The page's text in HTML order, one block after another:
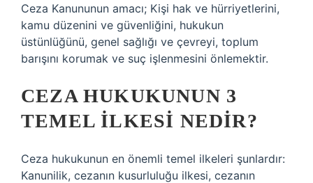
Ceza Kanununun amacı; Kişi hak ve hürriyetlerini,
kamu düzenini ve güvenliğini, hukukun
üstünlüğünü, genel sağlığı ve çevreyi, toplum
barışını korumak ve suç işlenmesini önlemektir.
CEZA HUKUKUNUN 3
TEMEL ILKESI NEDIR?
Ceza hukukunun en önemli temel ilkeleri şunlardır:
Kanunilik, cezanın kusurluluğu ilkesi, cezanın